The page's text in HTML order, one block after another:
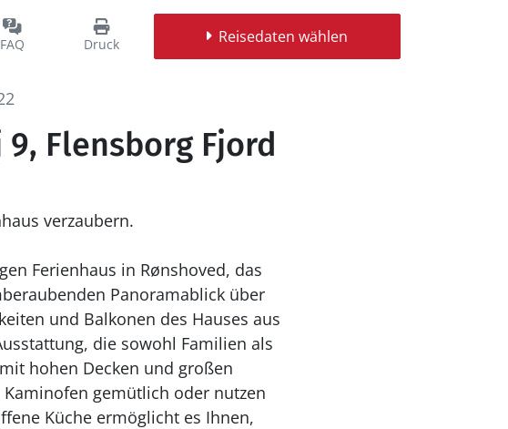
FAQ Druck Reisedaten wählen
Flensborg Fjord
verzaubern.
Ferienhaus in Rønshoved, das
Panoramablick über
und Balkonen des Hauses aus
die sowohl Familien als
hohen Decken und großen
gemütlich oder nutzen
Küche ermöglicht es Ihnen,